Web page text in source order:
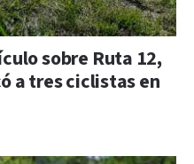
sobre Ruta 12,
a tres ciclistas en